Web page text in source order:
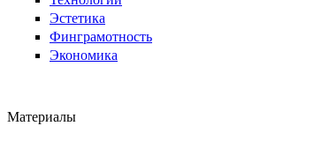
Эстетика
Финграмотность
Экономика
Материалы